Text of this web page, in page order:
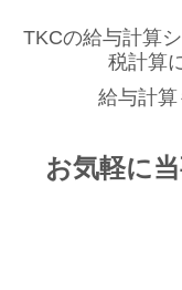
TKCの給与計算
税計算
給与計算
お気軽に